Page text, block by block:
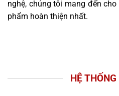
nghệ, chúng tôi mang đến
phẩm hoàn thiện nhất.
HỆ